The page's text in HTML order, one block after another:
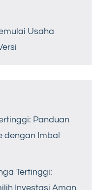
Usaha
Panduan
dengan Imbal
Tertinggi:
Investasi Aman